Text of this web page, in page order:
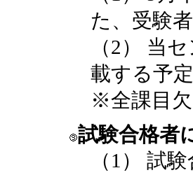
た、受験
（2） 当
載する予定
※全課目
試験合格者
（1） 試